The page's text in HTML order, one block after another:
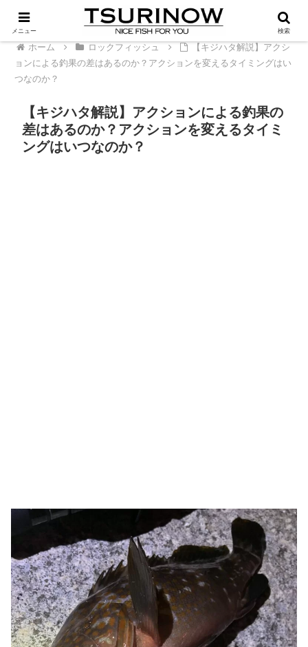
PR
ホーム ロックフィッシュ
【キジハタ解説】アクシ
ョンによる釣果の差はあるのか？アクションを変えるタイミングはい
つなのか？
【キジハタ解説】アクションによる釣果の
差はあるのか？アクションを変えるタイミ
ングはいつなのか？
メニュー 検索